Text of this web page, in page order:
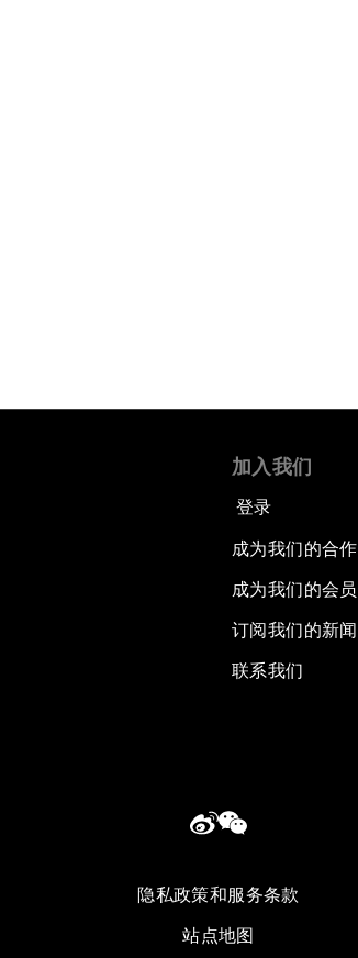
加入我们
登录
成为我们的合
成为我们的会员
订阅我们的新
联系我们
隐私政策和服务条款
站点地图